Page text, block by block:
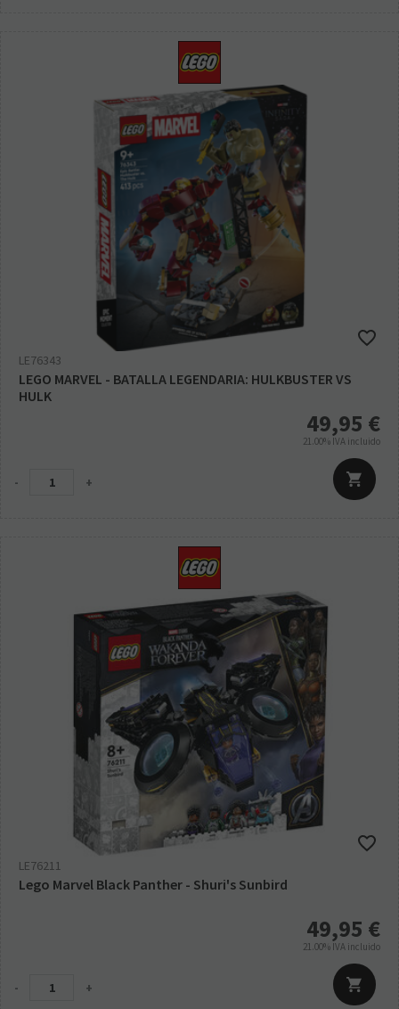
LE76343
LEGO MARVEL - BATALLA LEGENDARIA: HULKBUSTER VS
HULK
49,95 €
21.00% IVA incluido
- +
LE76211
Lego Marvel Black Panther - Shuri's Sunbird
49,95 €
21.00% IVA incluido
- +